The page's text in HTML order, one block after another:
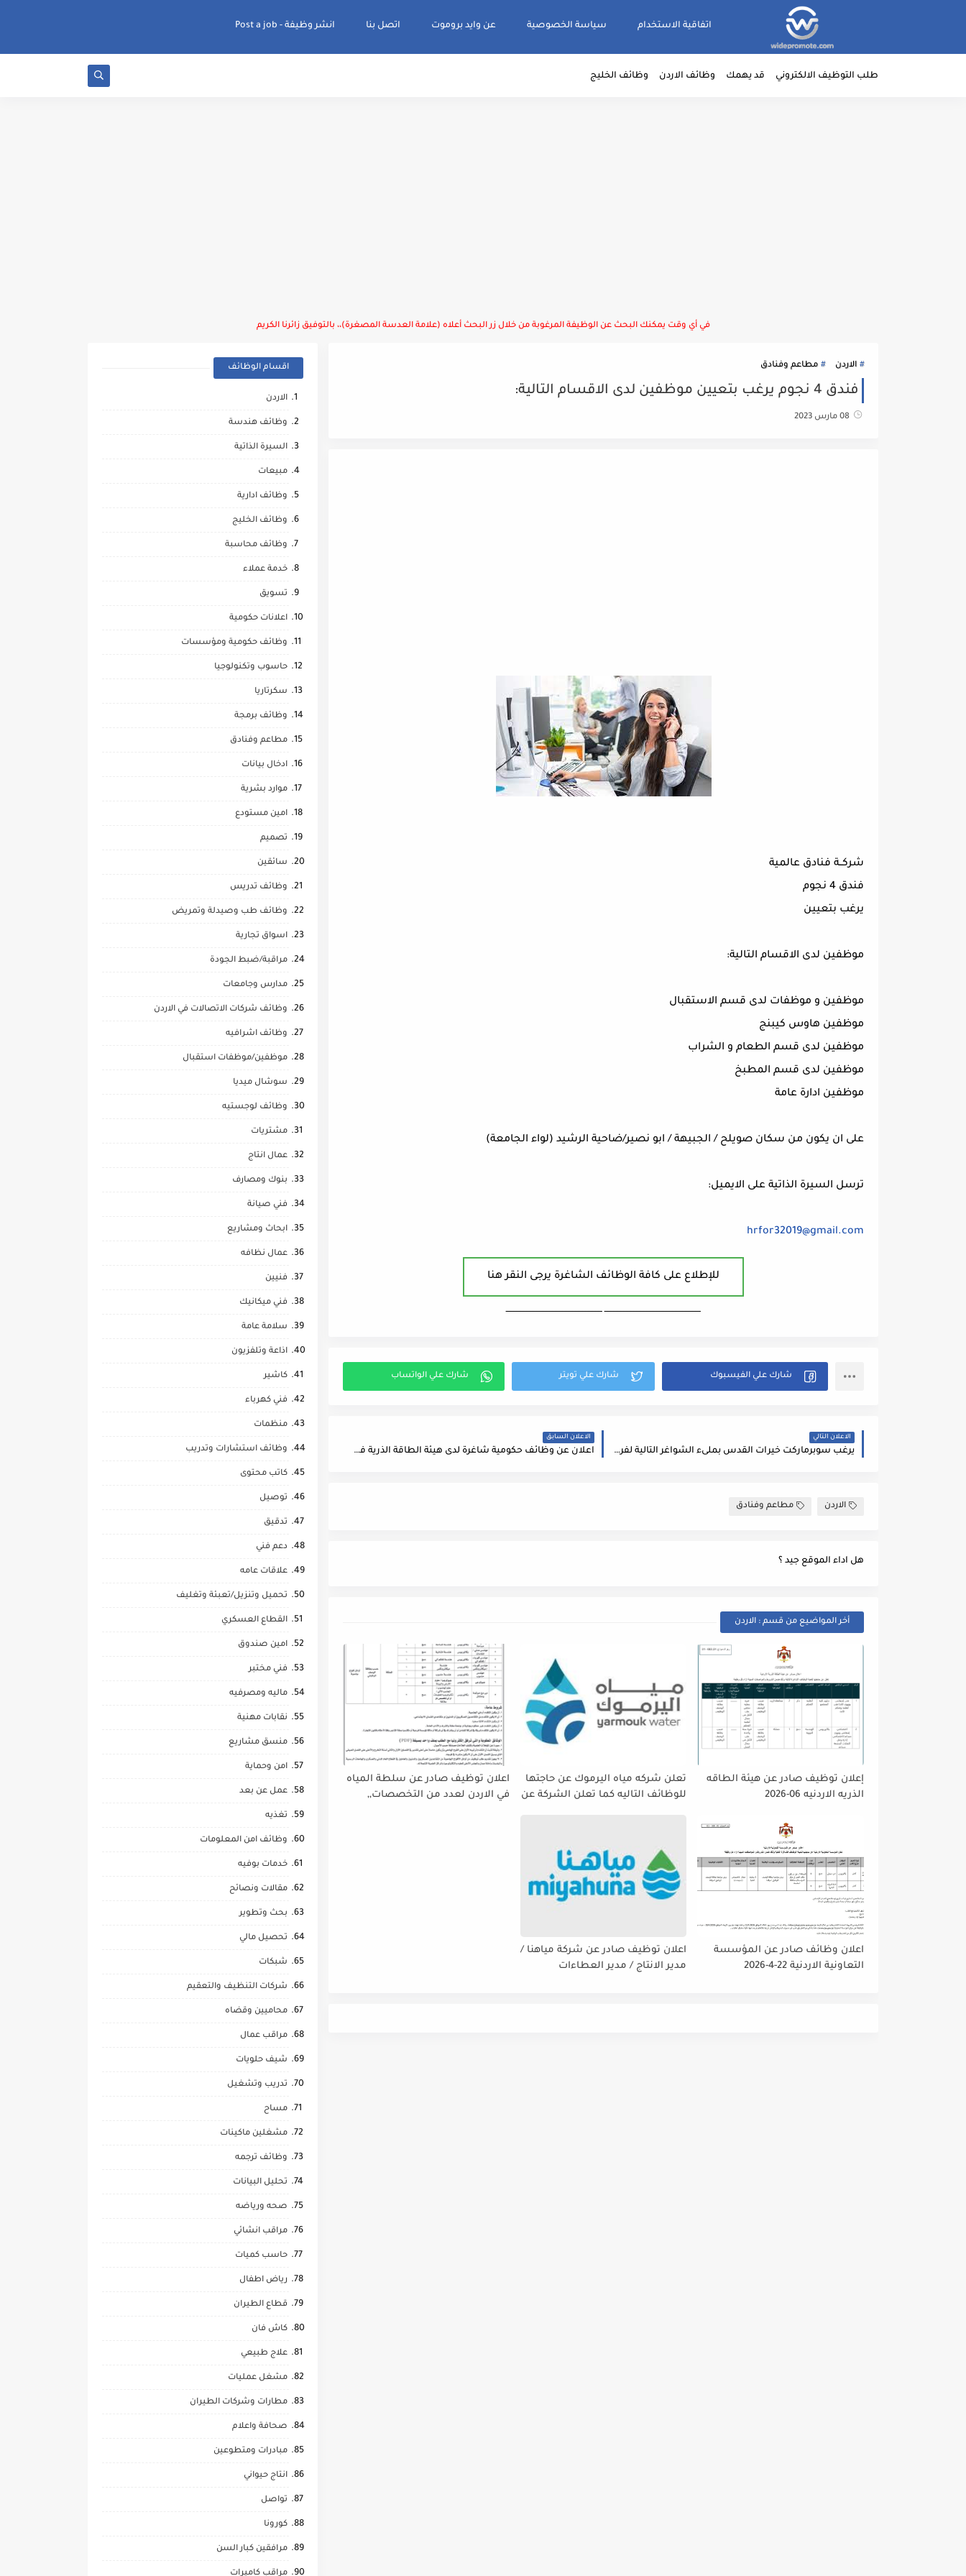
اتفاقية الاستخدام سياسة الخصوصية عن وايد بروموت اتصل بنا انشر وظيفة - Post a job
طلب التوظيف الالكتروني قد يهمك وظائف الاردن وظائف الخليج
في أي وقت يمكنك البحث عن الوظيفة المرغوبة من خلال زر البحث أعلاه (علامة العدسة المصغرة)،، بالتوفيق زائرنا الكريم
الاردن مطاعم وفنادق
فندق 4 نجوم يرغب بتعيين موظفين لدى الاقسام التالية:
08 مارس 2023
شركــة فنادق عالمية
فندق 4 نجوم
يرغب بتعيين
موظفين لدى الاقسام التالية:
موظفين و موظفات لدى قسم الاستقبال
موظفين هاوس كيبنج
موظفين لدى قسم الطعام و الشراب
موظفين لدى قسم المطبخ
موظفين ادارة عامة
على ان يكون من سكان صويلح / الجبيهة / ابو نصير/ضاحية الرشيد (لواء الجامعة)
ترسل السيرة الذاتية على الايميل:
hrfor32019@gmail.com
للإطلاع على كافة الوظائف الشاغرة يرجى النقر هنا
ـــــــــــــــــــــــــــــــــــــــــــــــــــــــــــــــــــ ـــــــــــــــــــــــــــــــــــــــــــــــــــــــــــــــــــ
الاعلان التالي
يرغب سوبرماركت خيرات القدس بملىء الشواغر التالية لفرعيه بشارع مكة و مرج الحمام :
الاعلان السابق
اعلان عن وظائف حكومية شاغرة لدى هيئة الطاقة الذرية في الاردن
الاردن مطاعم وفنادق
هل اداء الموقع جيد ؟
أخر المواضيع من قسم : الاردن
إعلان توظيف صادر عن هيئة الطاقه
الذريه الاردنيه 06-2026
تعلن شركه مياه اليرموك عن حاجتها
للوظائف التاليه كما تعلن الشركة عن
على إتاحة الفرصة الكافية أمام
الجميع لاستكمال إجراءات التقديم.
اعلان توظيف صادر عن سلطة المياه
في الاردن لعدد من التخصصات,,
اعلان وظائف صادر عن المؤسسة
التعاونية الاردنية 22-4-2026
اعلان توظيف صادر عن شركة مياهنا /
مدير الانتاج / مدير العطاءات
اقسام الوظائف
الاردن
وظائف هندسة
السيرة الذاتية
مبيعات
وظائف ادارية
وظائف الخليج
وظائف محاسبة
خدمة عملاء
تسويق
اعلانات حكومية
وظائف حكومية ومؤسسات
حاسوب وتكنولوجيا
سكرتاريا
وظائف برمجة
مطاعم وفنادق
ادخال بيانات
موارد بشرية
امين مستودع
تصميم
سائقين
وظائف تدريس
وظائف طب وصيدلة وتمريض
اسواق تجارية
مراقبة/ضبط الجودة
مدارس وجامعات
وظائف شركات الاتصالات في الاردن
وظائف اشرافيه
موظفين/موظفات استقبال
سوشال ميديا
وظائف لوجستيه
مشتريات
عمال انتاج
بنوك ومصارف
فني صيانة
ابحاث ومشاريع
عمال نظافه
فنيين
فني ميكانيك
سلامة عامة
اذاعة وتلفزيون
كاشير
فني كهرباء
منظمات
وظائف استشارات وتدريب
كاتب محتوى
توصيل
تدقيق
دعم فني
علاقات عامه
تحميل وتنزيل/تعبئة وتغليف
القطاع العسكري
امين صندوق
فني مختبر
ماليه ومصرفيه
نقابات مهنية
منسق مشاريع
امن وحماية
عمل عن بعد
تغذيه
وظائف امن المعلومات
خدمات بوفيه
مقالات ونصائح
بحث وتطوير
تحصيل مالي
شبكات
شركات التنظيف والتعقيم
محاميين وقضاه
مراقب عمال
شيف حلويات
تدريب وتشغيل
مساح
مشغلين ماكينات
وظائف ترجمه
تحليل البيانات
صحه ورياضه
مراقب انشائي
حاسب كميات
رياض اطفال
قطاع الطيران
كاش فان
علاج طبيعي
مشغل عمليات
مطارات وشركات الطيران
صحافة واعلام
مبادرات ومتطوعين
انتاج حيواني
تواصل
كورونا
مرافقين كبار السن
مراقب كاميرات